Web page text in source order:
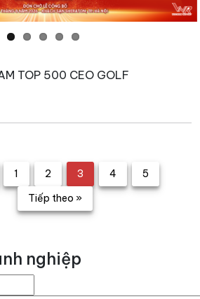
Next
TOP 500 CEO GOLF
1 2 3 4
5
Tiếp theo »
nghiệp